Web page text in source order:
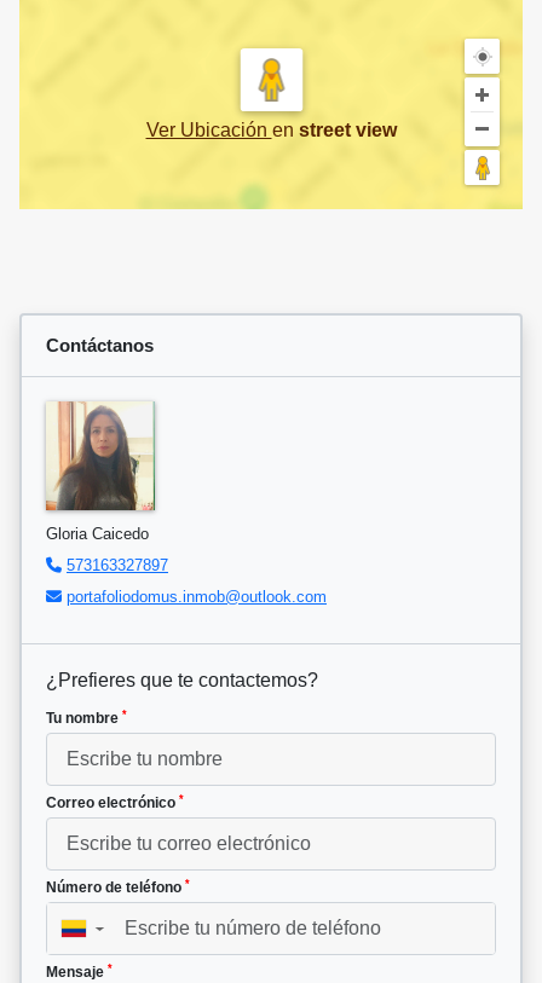
Ver Ubicación en street view
Contáctanos
Gloria Caicedo
573163327897
portafoliodomus.inmob@outlook.com
¿Prefieres que te contactemos?
Tu nombre *
Correo electrónico *
Número de teléfono *
▼
Mensaje *